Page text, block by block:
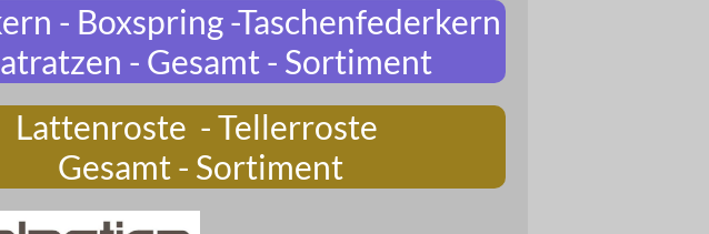
- Boxspring -Taschenfederkern
- Gesamt - Sortiment
Lattenroste - Tellerroste
Gesamt - Sortiment